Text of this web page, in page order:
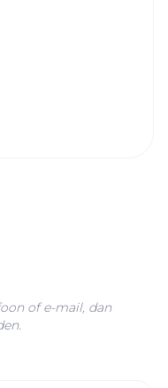
of e-mail, dan